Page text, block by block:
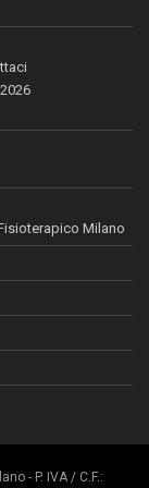
Milano
- P. IVA / C.F.: